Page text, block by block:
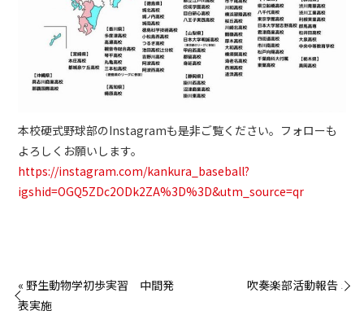
本校硬式野球部のInstagramも是非ご覧ください。フォローも
よろしくお願いします。
https://instagram.com/kankura_baseball?
igshid=OGQ5ZDc2ODk2ZA%3D%3D&utm_source=qr
« 野生動物学初歩実習 中間発
表実施
吹奏楽部活動報告 »